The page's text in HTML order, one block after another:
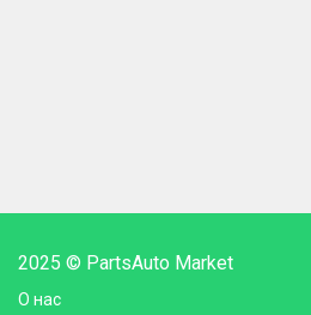
2025 © PartsAuto Market
О нас